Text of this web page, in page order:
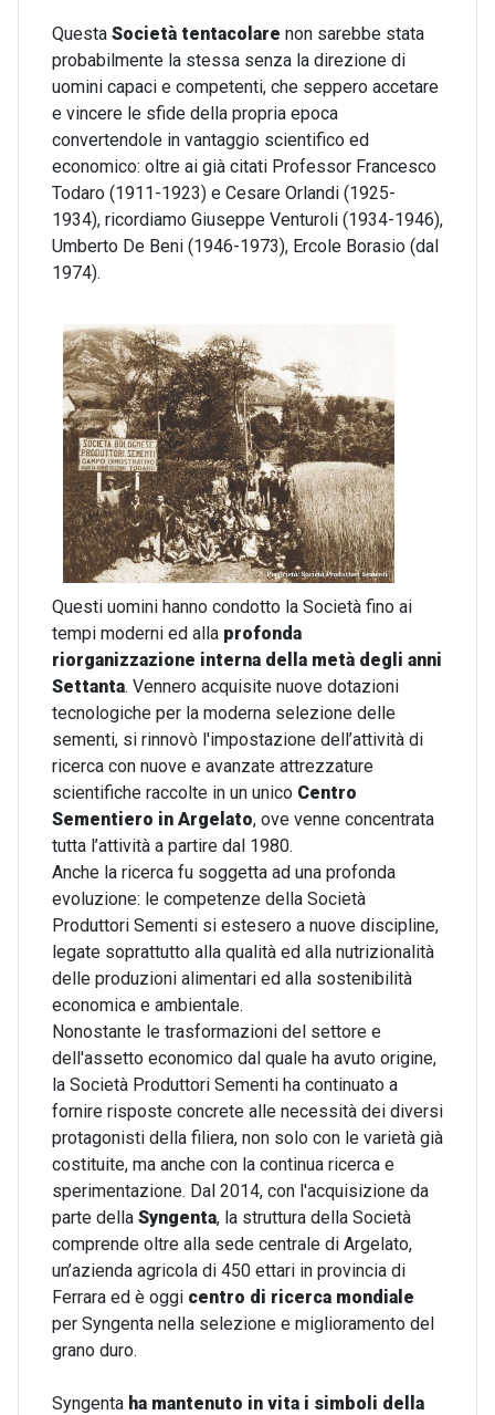
Questa Società tentacolare non sarebbe stata
probabilmente la stessa senza la direzione di
uomini capaci e competenti, che seppero accetare
e vincere le sfide della propria epoca
convertendole in vantaggio scientifico ed
economico: oltre ai già citati Professor Francesco
Todaro (1911-1923) e Cesare Orlandi (1925-
1934), ricordiamo Giuseppe Venturoli (1934-1946),
Umberto De Beni (1946-1973), Ercole Borasio (dal
1974).
Questi uomini hanno condotto la Società fino ai
tempi moderni ed alla profonda
riorganizzazione interna della metà degli anni
Settanta. Vennero acquisite nuove dotazioni
tecnologiche per la moderna selezione delle
sementi, si rinnovò l'impostazione dell’attività di
ricerca con nuove e avanzate attrezzature
scientifiche raccolte in un unico Centro
Sementiero in Argelato, ove venne concentrata
tutta l’attività a partire dal 1980.
Anche la ricerca fu soggetta ad una profonda
evoluzione: le competenze della Società
Produttori Sementi si estesero a nuove discipline,
legate soprattutto alla qualità ed alla nutrizionalità
delle produzioni alimentari ed alla sostenibilità
economica e ambientale.
Nonostante le trasformazioni del settore e
dell'assetto economico dal quale ha avuto origine,
la Società Produttori Sementi ha continuato a
fornire risposte concrete alle necessità dei diversi
protagonisti della filiera, non solo con le varietà già
costituite, ma anche con la continua ricerca e
sperimentazione. Dal 2014, con l'acquisizione da
parte della Syngenta, la struttura della Società
comprende oltre alla sede centrale di Argelato,
un’azienda agricola di 450 ettari in provincia di
Ferrara ed è oggi centro di ricerca mondiale
per Syngenta nella selezione e miglioramento del
grano duro.
Syngenta ha mantenuto in vita i simboli della